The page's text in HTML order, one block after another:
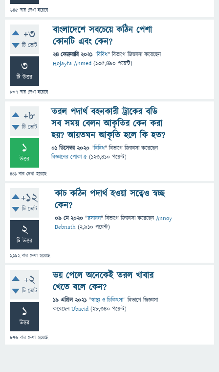
645 বার দেখা হয়েছে
+3
টি ভোট
3
টি উত্তর
807 বার দেখা হয়েছে
বাংলাদেশে সবচেয়ে কঠিন পেশা
কোনটি এবং কেন?
24 ফেব্রুয়ারি 2021 "বিবিধ" বিভাগে জিজ্ঞাসাকরেছেন
Hojayfa Ahmed (135,490 পয়েন্ট)
+8
টি ভোট
1
উত্তর
441 বার দেখা হয়েছে
তরল পদার্থ বহনকারী ট্রাকের বডি
সব সময় বেলন আকৃতির কেন করা
হয়? আয়তঘন আকৃতি হলে কি হত?
01 ডিসেম্বর 2020 "বিবিধ" বিভাগে জিজ্ঞাসাকরেছেন
বিজ্ঞানের পোকা ৫ (123,410 পয়েন্ট)
+12
টি ভোট
2
টি উত্তর
1,192বার দেখা হয়েছে
কাচ কঠিন পদার্থ হওয়া সত্বেও স্বচ্ছ
কেন?
09 মে 2020 "রসায়ন" বিভাগে জিজ্ঞাসাকরেছেনAnnoy
Debnath (2,910 পয়েন্ট)
+2
টি ভোট
1
উত্তর
876 বার দেখা হয়েছে
ভয় পেলে অনেকেই তরল খাবার
খেতে বলে কেন?
19 এপ্রিল 2021 "স্বাস্থ্য ও চিকিৎসা" বিভাগে জিজ্ঞাসা
করেছেনUbaeid (28,340 পয়েন্ট)